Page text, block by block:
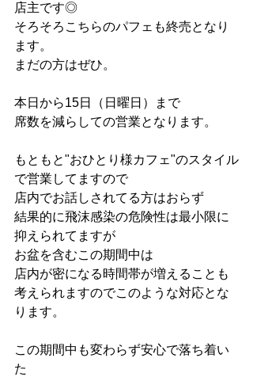
店主です◎
そろそろこちらのパフェも終売となり
ます。
まだの方はぜひ。
本日から15日（日曜日）まで
席数を減らしての営業となります。
もともと"おひとり様カフェ"のスタイル
で営業してますので
店内でお話しされてる方はおらず
結果的に飛沫感染の危険性は最小限に
抑えられてますが
お盆を含むこの期間中は
店内が密になる時間帯が増えることも
考えられますのでこのような対応とな
ります。
この期間中も変わらず安心で落ち着い
た